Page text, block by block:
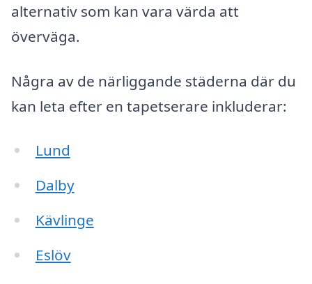
alternativ som kan vara värda att
överväga.
Några av de närliggande städerna där du
kan leta efter en tapetserare inkluderar:
Lund
Dalby
Kävlinge
Eslöv